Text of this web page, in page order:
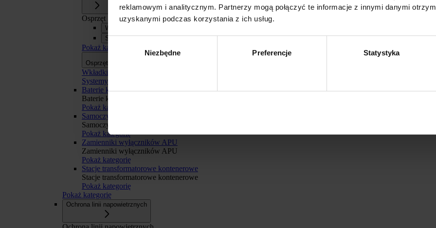
reklamowym i analitycznym. Partnerzy mogą połączyć te informacje z innymi danymi
uzyskanymi podczas korzystania z ich usług.
Wybór
zgody
Niezbędne Preferencje Statystyka
Osprzęt
Wkładki bezpiecznikowe
Systemy szyn zbiorczych APASYS 60 mm
Pokaż kategorię
Osprzęt
Wkładki bezpiecznikowe
Systemy szyn zbiorczych APASYS 60 mm
Baterie kondensatorów BK
Baterie kondensatorów BK
Pokaż kategorię
Samoczynne Załączanie Rezerwy SZR
Samoczynne Załączanie Rezerwy SZR
Pokaż kategorię
Zamienniki wyłączników APU
Zamienniki wyłączników APU
Pokaż kategorię
Stacje transformatorowe kontenerowe
Stacje transformatorowe kontenerowe
Pokaż kategorię
Pokaż kategorię
Ochrona linii napowietrznych